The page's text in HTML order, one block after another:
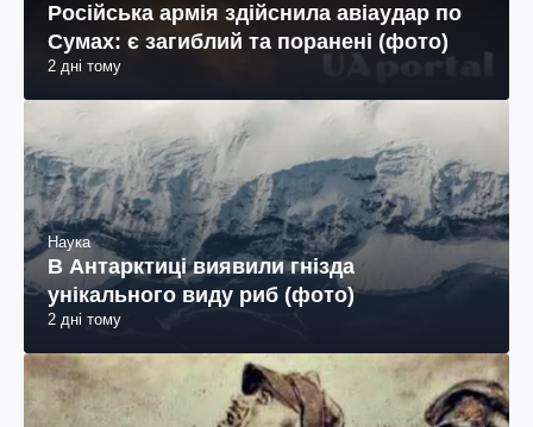
Російська армія здійснила авіаудар по
Сумах: є загиблий та поранені (фото)
2 дні тому
Наука
В Антарктиці виявили гнізда
унікального виду риб (фото)
2 дні тому